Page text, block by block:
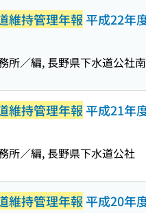
維持管理年報平成22年
所／編, 長野県下水道公社
維持管理年報平成21年
所／編, 長野県下水道公社
維持管理年報平成20年